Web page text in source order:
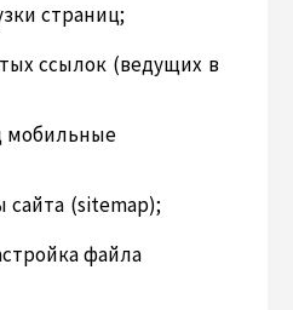
страниц;
ссылок (ведущих в
мобильные
сайта (sitemap);
файла